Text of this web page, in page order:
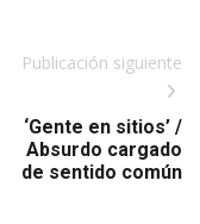
Publicación siguiente
‘Gente en sitios’ /
Absurdo cargado
de sentido común